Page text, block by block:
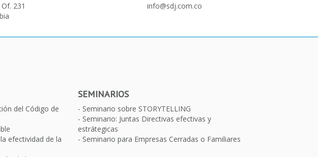
231
info@sdj.com.co
del Código de
efectividad de la
SEMINARIOS
Seminario sobre STORYTELLING
Seminario: Juntas Directivas efectivas y
estrátegicas
Seminario para Empresas Cerradas o Familiares